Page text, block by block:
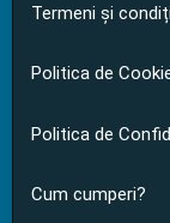
Termeni și
Politica de
Politica de
Cum cumperi?